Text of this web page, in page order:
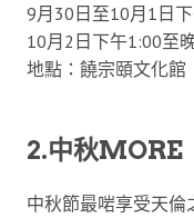
9月30日至10月1日
10月2日下午1:00至
地點：饒宗頤文化館
2.中秋MORE
中秋節最啱享受天倫